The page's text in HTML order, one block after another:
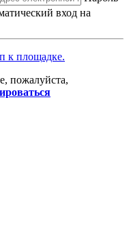
вход на
к площадке.
пожалуйста,